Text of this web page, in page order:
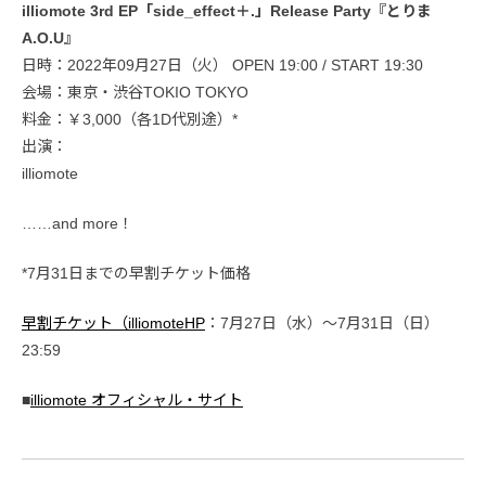
illiomote 3rd EP「side_effect＋.」Release Party『とりま
A.O.U』
日時：2022年09月27日（火） OPEN 19:00 / START 19:30
会場：東京・渋谷TOKIO TOKYO
料金：￥3,000（各1D代別途）*
出演：
illiomote
……and more！
*7月31日までの早割チケット価格
早割チケット（illiomoteHP ：7月27日（水）〜7月31日（日）
23:59
■illiomote オフィシャル・サイト